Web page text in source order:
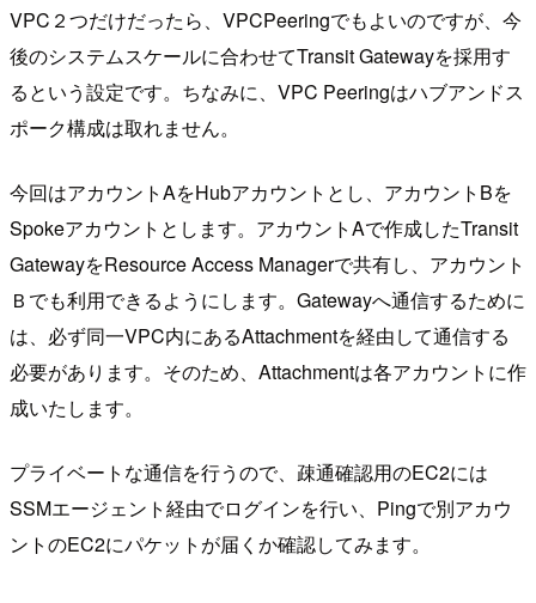
VPC２つだけだったら、VPCPeeringでもよいのですが、今
後のシステムスケールに合わせてTransit Gatewayを採用す
るという設定です。ちなみに、VPC Peeringはハブアンドス
ポーク構成は取れません。
今回はアカウントAをHubアカウントとし、アカウントBを
Spokeアカウントとします。アカウントAで作成したTransit
GatewayをResource Access Managerで共有し、アカウント
Ｂでも利用できるようにします。Gatewayへ通信するために
は、必ず同一VPC内にあるAttachmentを経由して通信する
必要があります。そのため、Attachmentは各アカウントに作
成いたします。
プライベートな通信を行うので、疎通確認用のEC2には
SSMエージェント経由でログインを行い、Pingで別アカウ
ントのEC2にパケットが届くか確認してみます。